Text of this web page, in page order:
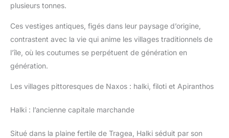
plusieurs tonnes.
Ces vestiges antiques, figés dans leur paysage d’origine,
contrastent avec la vie qui anime les villages traditionnels de
l’île, où les coutumes se perpétuent de génération en
génération.
Les villages pittoresques de Naxos : halki, filoti et Apiranthos
Halki : l’ancienne capitale marchande
Situé dans la plaine fertile de Tragea, Halki séduit par son